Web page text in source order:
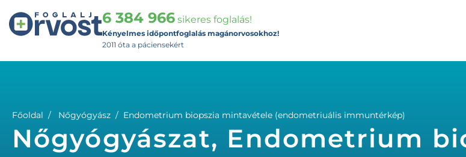
6 384 966 sikeres foglalás!
Kényelmes időpontfoglalás magánorvosokhoz!
2011 óta a páciensekért
Főoldal Nőgyógyász Endometrium biopszia mintavétele (endometriuális immuntérkép)
Nőgyógyászat, Endometrium